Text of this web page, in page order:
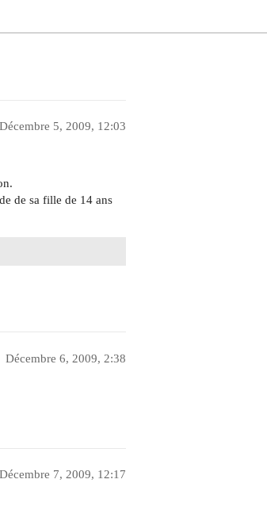
Décembre 5, 2009, 12:03
de sa fille de 14 ans
Décembre 6, 2009, 2:38
Décembre 7, 2009, 12:17